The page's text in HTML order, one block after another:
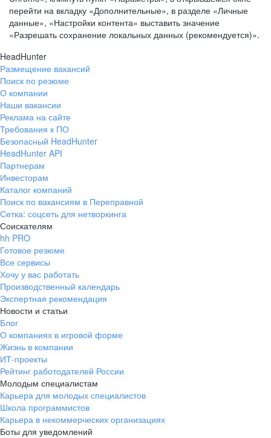
перейти на вкладку «Дополнительные», в разделе «Личные
данные», «Настройки контента» выставить значение
«Разрешать сохранение локальных данных (рекомендуется)».
HeadHunter
Размещение вакансий
Поиск по резюме
О компании
Наши вакансии
Реклама на сайте
Требования к ПО
Безопасный HeadHunter
HeadHunter API
Партнерам
Инвесторам
Каталог компаний
Поиск по вакансиям в Переправной
Сетка: соцсеть для нетворкинга
Соискателям
hh PRO
Готовое резюме
Все сервисы
Хочу у вас работать
Производственный календарь
Экспертная рекомендация
Новости и статьи
Блог
О компаниях в игровой форме
Жизнь в компании
ИТ-проекты
Рейтинг работодателей России
Молодым специалистам
Карьера для молодых специалистов
Школа программистов
Карьера в некоммерческих организациях
Боты для уведомлений